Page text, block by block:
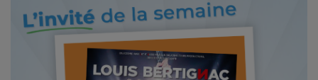
Diffusions
Podcasts